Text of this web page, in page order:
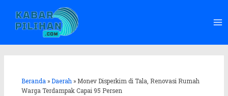
konten
Beranda » Daerah » Monev Disperkim di Tala, Renovasi Rumah
Warga Terdampak Capai 95 Persen